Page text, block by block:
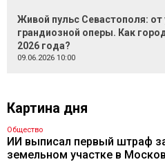
Живой пульс Севастополя:
грандиозной оперы. Как
2026 года?
09.06.2026 10:00
Картина дня
Общество
ИИ выписал первый штраф
земельном участке в